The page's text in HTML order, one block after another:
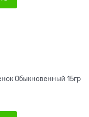
Обыкновенный 15гр